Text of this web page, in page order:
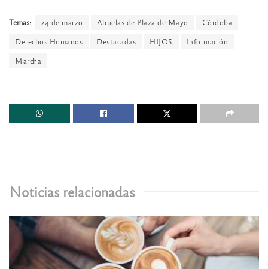
Temas: 24 de marzo Abuelas de Plaza de Mayo
Córdoba
Derechos Humanos
Destacadas HIJOS
Información
Marcha
Noticias relacionadas